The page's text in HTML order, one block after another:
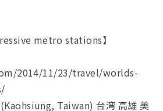
metro stations】
2014/11/23/travel/worlds-
Taiwan) 台湾 高雄 美